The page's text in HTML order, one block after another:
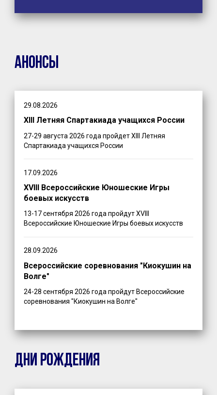
Анонсы
29.08.2026
XIII Летняя Спартакиада учащихся России
27-29 августа 2026 года пройдет XIII Летняя
Спартакиада учащихся России
17.09.2026
XVIII Всероссийские Юношеские Игры
боевых искусств
13-17 сентября 2026 года пройдут XVIII
Всероссийские Юношеские Игры боевых искусств
28.09.2026
Всероссийские соревнования "Киокушин на
Волге"
24-28 сентября 2026 года пройдут Всероссийские
соревнования "Киокушин на Волге"
ДНИ РОЖДЕНИЯ